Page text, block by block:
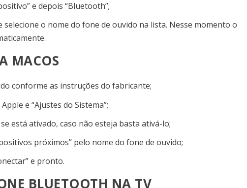
e depois “Bluetooth”;
selecione o nome do fone de ouvido na lista. Nesse momento o
MACOS
conforme as instruções do fabricante;
e “Ajustes do Sistema”;
está ativado, caso não esteja basta ativá-lo;
próximos” pelo nome do fone de ouvido;
e pronto.
BLUETOOTH NA TV